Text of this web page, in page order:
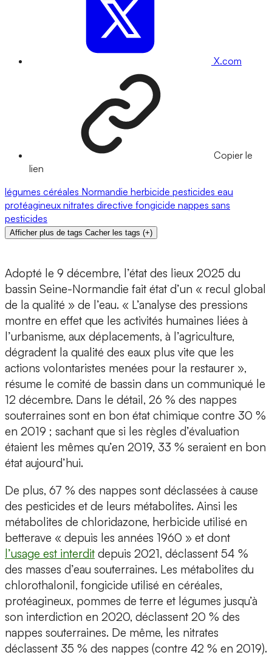
X.com
Copier le
lien
légumes céréales Normandie herbicide pesticides eau
protéagineux nitrates directive fongicide nappes sans
pesticides
Afficher plus de tags Cacher les tags (+)
Adopté le 9 décembre, l’état des lieux 2025 du
bassin Seine-Normandie fait état d’un « recul global
de la qualité » de l’eau. « L’analyse des pressions
montre en effet que les activités humaines liées à
l’urbanisme, aux déplacements, à l’agriculture,
dégradent la qualité des eaux plus vite que les
actions volontaristes menées pour la restaurer »,
résume le comité de bassin dans un communiqué le
12 décembre. Dans le détail, 26 % des nappes
souterraines sont en bon état chimique contre 30 %
en 2019 ; sachant que si les règles d’évaluation
étaient les mêmes qu’en 2019, 33 % seraient en bon
état aujourd’hui.
De plus, 67 % des nappes sont déclassées à cause
des pesticides et de leurs métabolites. Ainsi les
métabolites de chloridazone, herbicide utilisé en
betterave « depuis les années 1960 » et dont
l’usage est interdit depuis 2021, déclassent 54 %
des masses d’eau souterraines. Les métabolites du
chlorothalonil, fongicide utilisé en céréales,
protéagineux, pommes de terre et légumes jusqu’à
son interdiction en 2020, déclassent 20 % des
nappes souterraines. De même, les nitrates
déclassent 35 % des nappes (contre 42 % en 2019).